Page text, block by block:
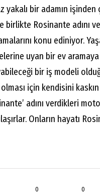
yakalı bir adamın işinden
birlikte Rosinante adını
konu ediniyor.
uyan bir ev
bir iş modeli
için kendisini
adını verdikleri
Onların hayatı
0 0